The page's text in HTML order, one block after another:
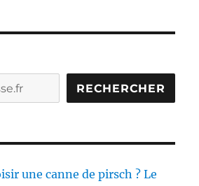
RECHERCHER
une canne de pirsch ? Le